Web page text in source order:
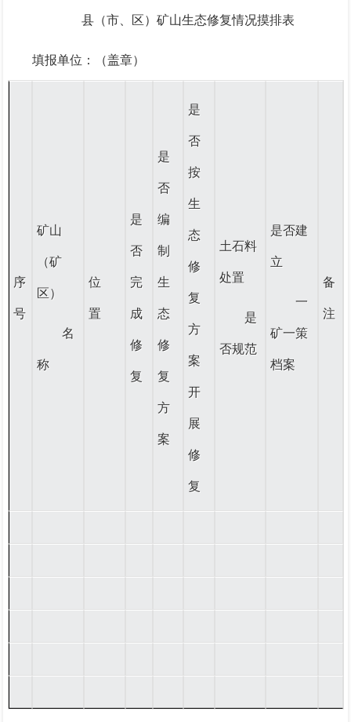
县（市、区）矿山生态修复情况摸排表
填报单位：（盖章）
序
号
矿山
（矿
区）
名
称
位
置
是
否
完
成
修
复
是
否
编
制
生
态
修
复
方
案
是
否
按
生
态
修
复
方
案
开
展
修
复
土石料
处置
是
否规范
是否建
立
一
矿一策
档案
备
注